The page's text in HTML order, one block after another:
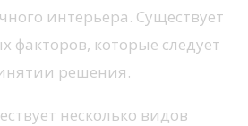
интерьера. Существует
факторов, которые следует
решения.
несколько видов